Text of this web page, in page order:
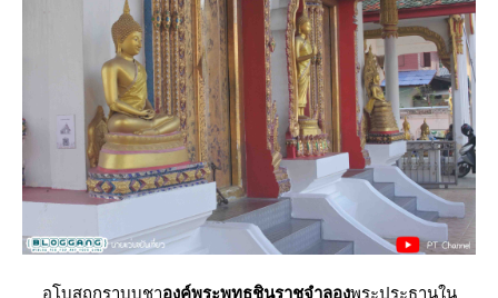
อุโบสถกราบบูชาองค์พระพุทธชินราชจำลองพระประธานใน